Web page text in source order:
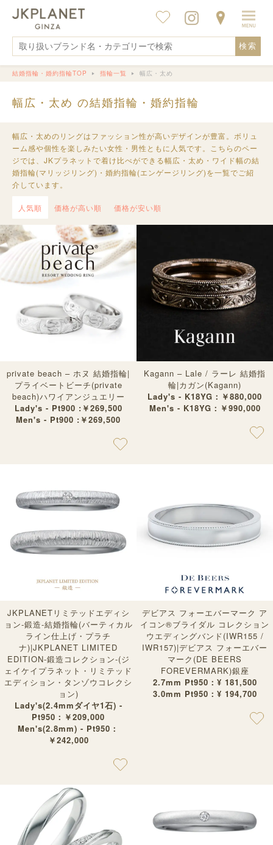
検索
結婚指輪・婚約指輪TOP 指輪一覧 幅広・太め
幅広・太め の結婚指輪・婚約指輪
幅広・太めのリングはファッション性が高いデザインが豊富。ボリュ
ーム感や個性を楽しみたい女性・男性ともに人気です。こちらのペー
ジでは、JKプラネットで着け比べができる幅広・太め・ワイド幅の結
婚指輪(マリッジリング)・婚約指輪(エンゲージリング)を一覧でご紹
介しています。
人気順 価格が高い順 価格が安い順
private beach – ホヌ 結婚指輪|
プライベートビーチ(private
beach)ハワイアンジュエリー
Lady's - Pt900 :￥269,500
Men's - Pt900 :￥269,500
Kagann – Lale / ラーレ 結婚指
輪|カガン(Kagann)
Lady's - K18YG：￥880,000
Men's - K18YG：￥990,000
JKPLANETリミテッドエディシ
ョン-鍛造-結婚指輪(バーティカル
ライン仕上げ・プラチ
ナ)|JKPLANET LIMITED
EDITION-鍛造コレクション-(ジ
ェイケイプラネット・リミテッド
エディション・タンゾウコレクシ
ョン)
Lady's(2.4mmダイヤ1石) -
Pt950：￥209,000
Men's(2.8mm) - Pt950：
￥242,000
デビアス フォーエバーマーク ア
イコン®︎ブライダル コレクション
ウエディングバンド(IWR155 /
IWR157)|デビアス フォーエバー
マーク(DE BEERS
FOREVERMARK)銀座
2.7mm Pt950：¥ 181,500
3.0mm Pt950：¥ 194,700